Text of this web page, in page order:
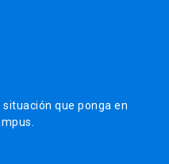
que ponga en